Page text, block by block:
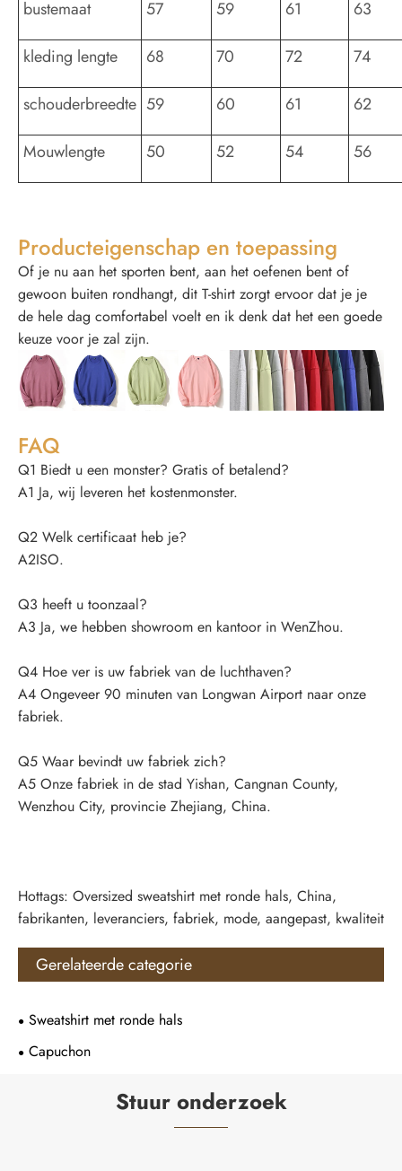
bustemaat 57 59 61 63
kleding lengte 68 70 72 74
schouderbreedte 59 60 61 62
Mouwlengte 50 52 54 56
Producteigenschap en toepassing
Of je nu aan het sporten bent, aan het oefenen bent of
gewoon buiten rondhangt, dit T-shirt zorgt ervoor dat je je
de hele dag comfortabel voelt en ik denk dat het een goede
keuze voor je zal zijn.
FAQ
Q1 Biedt u een monster? Gratis of betalend?
A1 Ja, wij leveren het kostenmonster.
Q2 Welk certificaat heb je?
A2ISO.
Q3 heeft u toonzaal?
A3 Ja, we hebben showroom en kantoor in WenZhou.
Q4 Hoe ver is uw fabriek van de luchthaven?
A4 Ongeveer 90 minuten van Longwan Airport naar onze
fabriek.
Q5 Waar bevindt uw fabriek zich?
A5 Onze fabriek in de stad Yishan, Cangnan County,
Wenzhou City, provincie Zhejiang, China.
Hottags: Oversized sweatshirt met ronde hals, China,
fabrikanten, leveranciers, fabriek, mode, aangepast, kwaliteit
Gerelateerde categorie
Sweatshirt met ronde hals
Capuchon
Stuur onderzoek